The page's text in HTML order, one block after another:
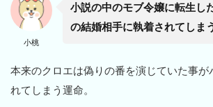
小桃
小説の中のモブ令嬢に転生し
の結婚相手に執着されてしま
本来のクロエは偽りの番を演じていた事が
れてしまう運命。